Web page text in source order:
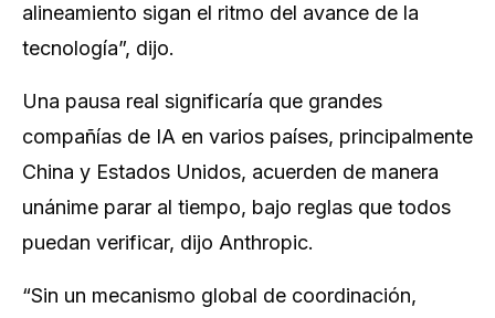
alineamiento sigan el ritmo del avance de la
tecnología”, dijo.
Una pausa real significaría que grandes
compañías de IA en varios países, principalmente
China y Estados Unidos, acuerden de manera
unánime parar al tiempo, bajo reglas que todos
puedan verificar, dijo Anthropic.
“Sin un mecanismo global de coordinación,